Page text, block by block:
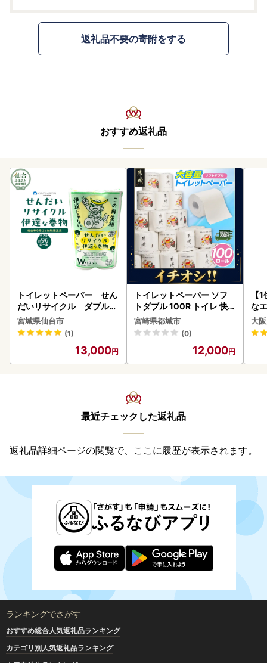
返礼品不要の寄附をする
おすすめ返礼品
トイレットペーパー せん
だいリサイクル ダブル9
6ロール｜トイレット
宮城県仙台市
(1)
13,000
トイレットペーパー ソフ
トダブル 100R トイレ 快
速〔12-I5-TP100-R〕
宮崎県都城市
(0)
12,000
【
な
大
最近チェックした返礼品
返礼品詳細ページの閲覧で、ここに履歴が表示されます。
ランキングでさがす
おすすめ総合人気返礼品ランキング
カテゴリ別人気返礼品ランキング